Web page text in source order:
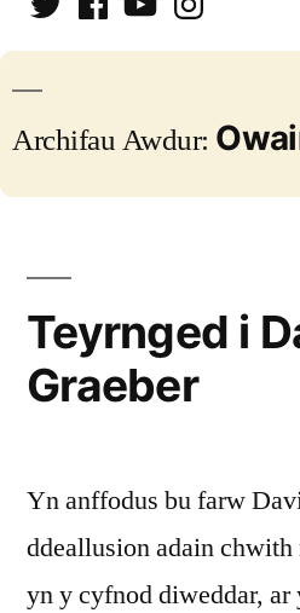
Archifau Awdur:
Teyrnged i
Graeber
Yn anffodus bu farw
ddeallusion adain
yn y cyfnod diweddar,